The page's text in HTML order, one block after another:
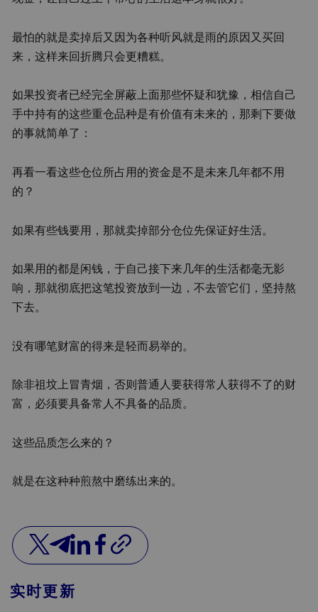
最怕的就是卖掉后又因为各种听风就是雨的原因又买回
来，这样来回折腾只会更糟糕。
如果投资者已经完全屏蔽上面那些怀疑和犹豫，相信自己
手中持有的这些重仓品种是有价值有未来的，那剩下要做
的事就简单了：
再看一看这些仓位所占用的资金是不是未来几年都不用
的？
如果有些钱要用，那就卖掉部分仓位先保证好生活。
如果用的都是闲钱，于自己接下来几年的生活都毫无影
响，那就彻底把这笔投资放到一边，不去管它们，坚持熬
下去。
没有哪笔财富的得来是轻而易举的。
除非祖坟上冒青烟，否则普通人要获得常人获得不了的财
富，必须要具备常人不具备的品质。
这些品质怎么来的？
就是在这种种煎熬中磨练出来的。
实时更新